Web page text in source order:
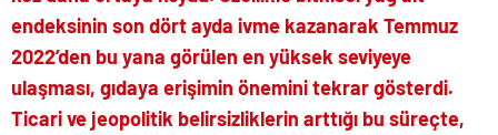
endeksinin son dört ayda ivme kazanarak Temmuz
2022’den bu yana görülen en yüksek seviyeye
ulaşması, gıdaya erişimin önemini tekrar gösterdi.
Ticari ve jeopolitik belirsizliklerin arttığı bu süreçte,